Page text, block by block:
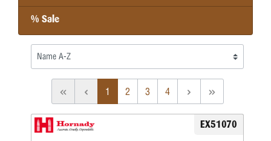
% Sale
1 2 3 4
EX51070